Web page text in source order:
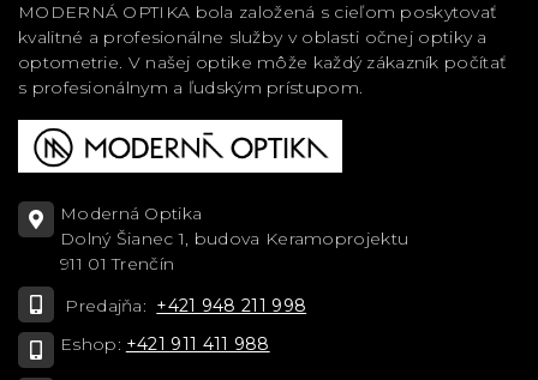
MODERNÁ OPTIKA bola založená s cieľom poskytovať
kvalitné a profesionálne služby v oblasti očnej optiky a
optometrie. V našej optike môže každý zákazník počítať
s profesionálnym a ľudským prístupom.
Moderná Optika
Dolný Šianec 1, budova Keramoprojektu
911 01 Trenčín
Predajňa: +421 948 211 998
Eshop: +421 911 411 988